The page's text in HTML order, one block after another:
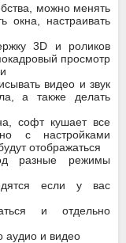
можно менять
окна, настраивать
3D и роликов
просмотр
видео и звук
а также делать
софт кушает все
с настройками
отображаться
разные режимы
если у вас
и отдельно
аудио и видео